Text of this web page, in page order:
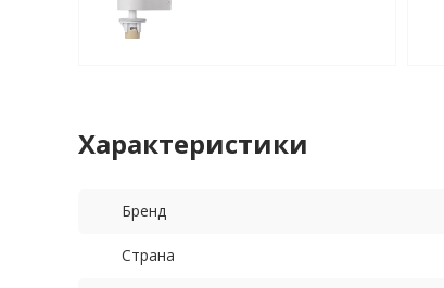
Характеристики
Бренд
Страна